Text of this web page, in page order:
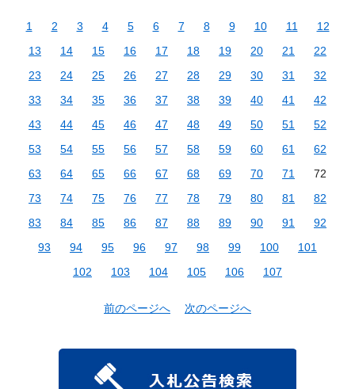
1 2 3 4 5 6 7 8 9 10 11
12
13
14 15 16 17 18 19 20 21
22
23
24 25 26 27 28 29 30 31
32
33
34 35 36 37 38 39 40 41
42
43
44 45 46 47 48 49 50 51
52
53
54 55 56 57 58 59 60 61
62
63
64 65 66 67 68 69 70 71
72
73
74 75 76 77 78 79 80 81
82
83
84 85 86 87 88 89 90 91
92
93
94 95 96 97 98 99 100
101
102
103 104 105 106 107
前のページへ 次のページへ